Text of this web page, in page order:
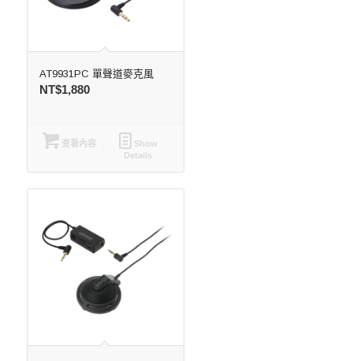
AT9931PC 單聲道麥克風
NT$1,880
查看內容
Show
Details